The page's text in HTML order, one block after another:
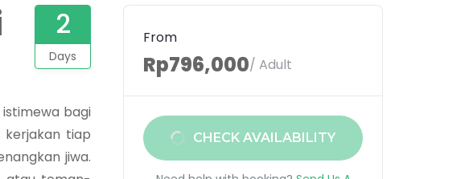
2
Days
bagi
tiap
jiwa.
From
Rp796,000/ Adult
CHECK AVAILABILITY